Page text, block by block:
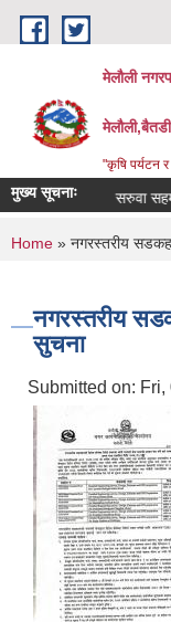
Skip to main content
मेलौली
"कृषि पर्यटन
मुख्य सूचनाः
सूचना । सरुवा
You are
Home » नगरस्तरीय
नगरस्तरीय
सुचना
Submitted on: Fri,